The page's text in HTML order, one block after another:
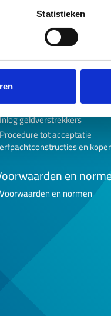
Statistieken
Download & tools
Werkgeversverklaring NHG
Rekenhulp verduurzamen
NHG toets
Beheertoets
Inlog geldverstrekkers
Procedure tot acceptatie
erfpachtconstructies en
en
Voorwaarden en normen